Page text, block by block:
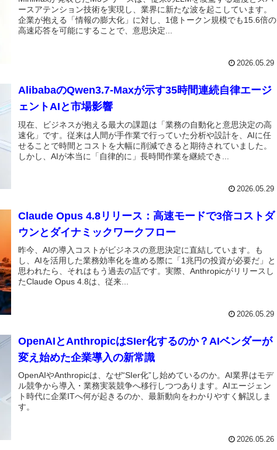
ースアテンション技術を実現し、業界に新たな波を起こしています。
企業が抱える「情報の膨大化」に対し、1億トークン規模でも15.6倍の
高速応答を可能にすることで、意思決定...
2026.05.29
AlibabaのQwen3.7-Maxが示す35時間連続自律エージ
ェントAIと市場影響
現在、ビジネスが抱える最大の課題は「業務の自動化と意思決定の高
速化」です。従来は人間が手作業で行っていた分析や設計を、AIに任
せることで時間とコストを大幅に削減できると期待されていました。
しかし、AIが本当に「自律的に」長時間作業を継続でき...
2026.05.29
Claude Opus 4.8リリース：高速モードで3倍コストダ
ウンとダイナミックワークフロー
昨今、AIの導入コストがビジネスの意思決定に直結しています。も
し、AIを活用した業務効率化を進める際に「1兆円の投資が必要だ」と
思われたら、それはもう過去の話です。実際、Anthropicがリリースし
たClaude Opus 4.8は、従来...
2026.05.29
OpenAIとAnthropicはSIer化するのか？AIベンダーが
変え始めた企業導入の新常識
OpenAIやAnthropicは、なぜ“SIer化”し始めているのか。AI業界はモデ
ル競争から導入・業務実装競争へ移行しつつあります。AIエージェン
ト時代に企業ITへ何が起きるのか、最新動向をわかりやすく解説しま
す。
2026.05.26